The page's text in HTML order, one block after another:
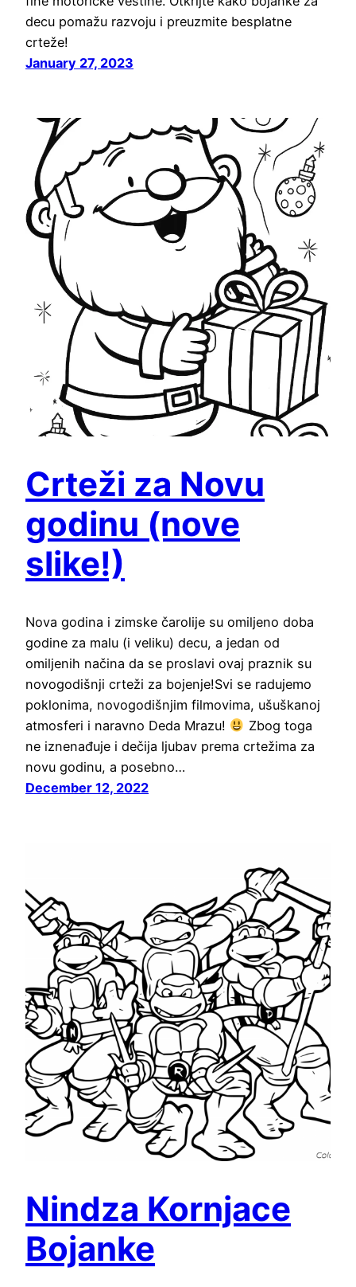
decu pomažu razvoju i preuzmite besplatne
crteže!
January 27, 2023
Crteži za Novu
godinu (nove
slike!)
Nova godina i zimske čarolije su omiljeno doba
godine za malu (i veliku) decu, a jedan od
omiljenih načina da se proslavi ovaj praznik su
novogodišnji crteži za bojenje!Svi se radujemo
poklonima, novogodišnjim filmovima, ušuškanoj
atmosferi i naravno Deda Mrazu!
Zbog toga
ne iznenađuje i dečija ljubav prema crtežima za
novu godinu, a posebno…
December 12, 2022
Nindza Kornjace
Bojanke